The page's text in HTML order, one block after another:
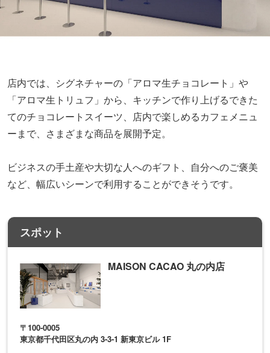
店内では、シグネチャーの「アロマ生チョコレート」や
「アロマ生トリュフ」から、キッチンで作り上げるできた
てのチョコレートスイーツ、店内で楽しめるカフェメニュ
ーまで、さまざまな商品を展開予定。
ビジネスの手土産や大切な人へのギフト、自分へのご褒美
など、幅広いシーンで利用することができそうです。
スポット
MAISON CACAO 丸の内店
〒100-0005
東京都千代田区丸の内 3-3-1 新東京ビル 1F